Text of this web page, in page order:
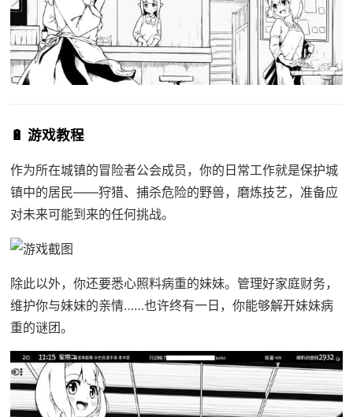
🔋 游戏教程
作为所在城镇的冒险者公会成员，你的日常工作就是保护城
镇中的居民——狩猎、捕杀危险的野兽，磨炼技艺，准备应
对未来可能到来的任何挑战。
除此以外，你还要悉心照料病重的妹妹。管理好家庭财务，
维护你与妹妹的亲情……也许终有一日，你能够解开妹妹病
重的谜团。